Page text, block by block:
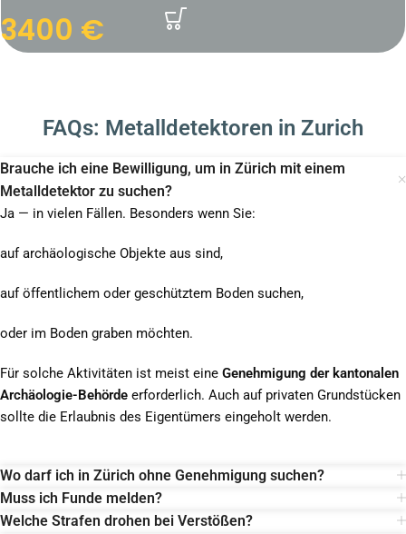
3400 €
FAQs: Metalldetektoren in Zurich
Brauche ich eine Bewilligung, um in Zürich mit einem
Metalldetektor zu suchen?
Ja — in vielen Fällen. Besonders wenn Sie:
auf archäologische Objekte aus sind,
auf öffentlichem oder geschütztem Boden suchen,
oder im Boden graben möchten.
Für solche Aktivitäten ist meist eine Genehmigung der kantonalen
Archäologie-Behörde erforderlich. Auch auf privaten Grundstücken
sollte die Erlaubnis des Eigentümers eingeholt werden.
Wo darf ich in Zürich ohne Genehmigung suchen?
Muss ich Funde melden?
Welche Strafen drohen bei Verstößen?